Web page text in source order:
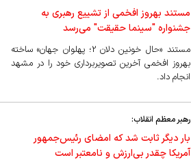
مستند بهروز افخمی از تشییع رهبری به
جشنواره "سینما حقیقت" می‌رسد
مستند «حال خونین دلان 2؛ پهلوان جهان» ساخته
بهروز افخمی آخرین تصویربرداری خود را در مشهد
انجام داد.
رهبر معظم انقلاب:
بار دیگر ثابت شد که امضای رئیس‌جمهور
آمریکا چقدر بی‌ارزش و نامعتبر است